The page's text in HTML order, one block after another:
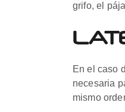
grifo, el
En el caso
necesaria
mismo